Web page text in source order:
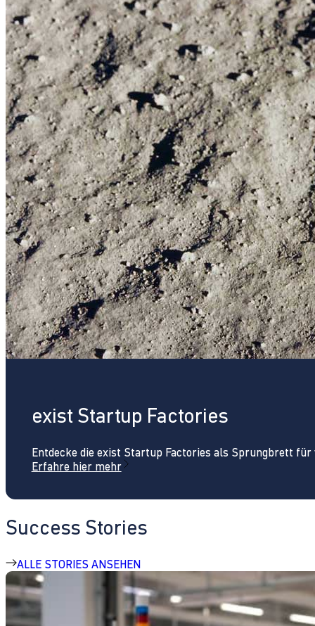
exist Startup Factories
Entdecke die exist Startup Factories als Sprungbrett
Erfahre hier mehr
Success Stories
ALLE STORIES ANSEHEN